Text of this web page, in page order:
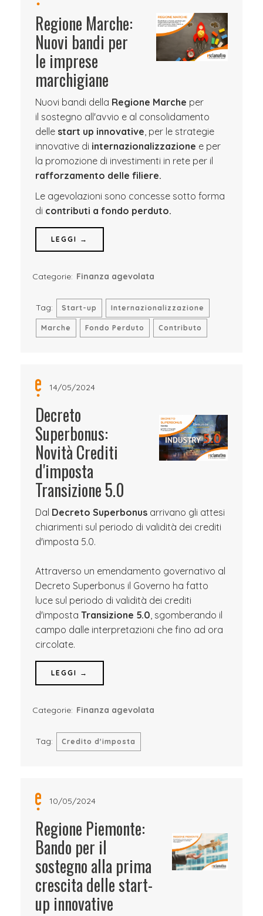
Regione Marche:
Nuovi bandi per
le imprese
marchigiane
Nuovi bandi della Regione Marche per
il sostegno all'avvio e al consolidamento
delle start up innovative, per le strategie
innovative di internazionalizzazione e per
la promozione di investimenti in rete per il
rafforzamento delle filiere.
Le agevolazioni sono concesse sotto forma
di contributi a fondo perduto.
LEGGI →
Categorie: Finanza agevolata
Tag: Start-up Internazionalizzazione
Marche Fondo Perduto Contributo
14/05/2024
Decreto
Superbonus:
Novità Crediti
d'imposta
Transizione 5.0
Dal Decreto Superbonus arrivano gli attesi
chiarimenti sul periodo di validità dei crediti
d'imposta 5.0.
Attraverso un emendamento governativo al
Decreto Superbonus il Governo ha fatto
luce sul periodo di validità dei crediti
d'imposta Transizione 5.0, sgomberando il
campo dalle interpretazioni che fino ad ora
circolate.
LEGGI →
Categorie: Finanza agevolata
Tag: Credito d'imposta
10/05/2024
Regione Piemonte:
Bando per il
sostegno alla prima
crescita delle start-
up innovative